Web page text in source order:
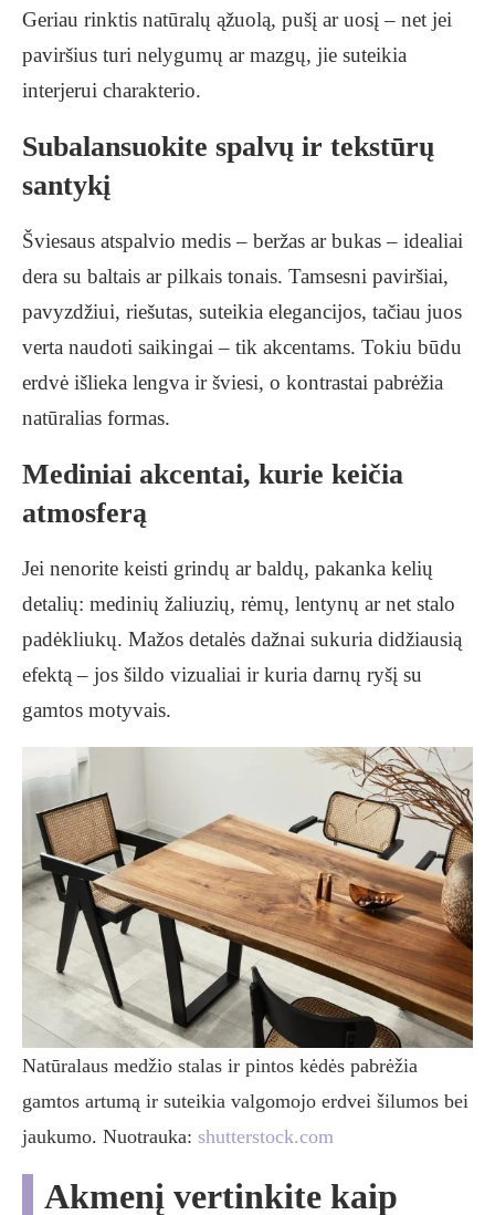
Geriau rinktis natūralų ąžuolą, pušį ar uosį – net jei
paviršius turi nelygumų ar mazgų, jie suteikia
interjerui charakterio.
Subalansuokite spalvų ir tekstūrų
santykį
Šviesaus atspalvio medis – beržas ar bukas – idealiai
dera su baltais ar pilkais tonais. Tamsesni paviršiai,
pavyzdžiui, riešutas, suteikia elegancijos, tačiau juos
verta naudoti saikingai – tik akcentams. Tokiu būdu
erdvė išlieka lengva ir šviesi, o kontrastai pabrėžia
natūralias formas.
Mediniai akcentai, kurie keičia
atmosferą
Jei nenorite keisti grindų ar baldų, pakanka kelių
detalių: medinių žaliuzių, rėmų, lentynų ar net stalo
padėkliukų. Mažos detalės dažnai sukuria didžiausią
efektą – jos šildo vizualiai ir kuria darnų ryšį su
gamtos motyvais.
Natūralaus medžio stalas ir pintos kėdės pabrėžia
gamtos artumą ir suteikia valgomojo erdvei šilumos bei
jaukumo. Nuotrauka: shutterstock.com
Akmenį vertinkite kaip